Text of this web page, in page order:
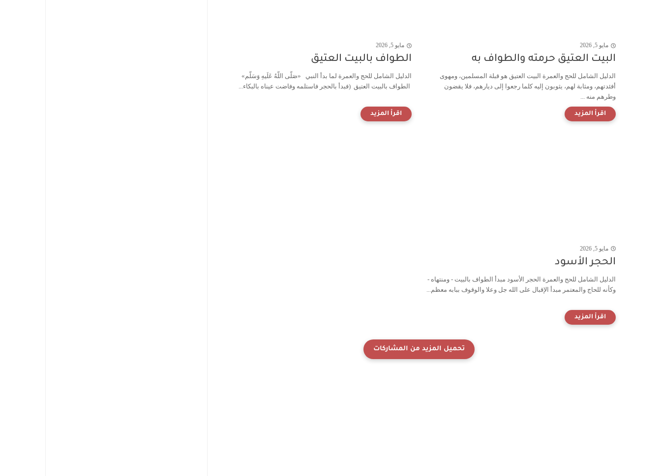
مايو 5, 2026
البيت العتيق حرمته والطواف به
الدليل الشامل للحج والعمرة البيت العتيق هو قبلة المسلمين، ومهوى
أفئدتهم، ومثابة لهم، يثوبون إليه كلما رجعوا إلى ديارهم، فلا يقضون
وطرهم منه ...
مايو 5, 2026
الطواف بالبيت العتيق
الدليل الشامل للحج والعمرة لما بدأ النبي «صَلَّى اللَّهُ عَلَيهِ وَسَلَّم»
الطواف بالبيت العتيق (فبدأ بالحجر فاستلمه وفاضت عيناه بالبكاء...
مايو 5, 2026
الحجر الأسود
الدليل الشامل للحج والعمرة الحجر الأسود مبدأ الطواف بالبيت - ومنتهاه -
وكأنه للحاج والمعتمر مبدأ الإقبال على الله جل وعلا والوقوف ببابه معظم...